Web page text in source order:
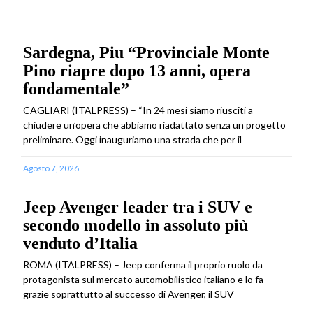
Sardegna, Piu “Provinciale Monte
Pino riapre dopo 13 anni, opera
fondamentale”
CAGLIARI (ITALPRESS) – “In 24 mesi siamo riusciti a
chiudere un’opera che abbiamo riadattato senza un progetto
preliminare. Oggi inauguriamo una strada che per il
Agosto 7, 2026
Jeep Avenger leader tra i SUV e
secondo modello in assoluto più
venduto d’Italia
ROMA (ITALPRESS) – Jeep conferma il proprio ruolo da
protagonista sul mercato automobilistico italiano e lo fa
grazie soprattutto al successo di Avenger, il SUV